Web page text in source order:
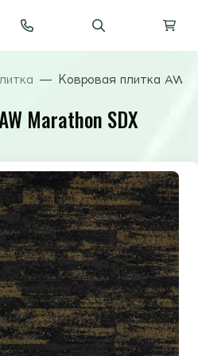
Ковровая плитка AW
Marathon SDX